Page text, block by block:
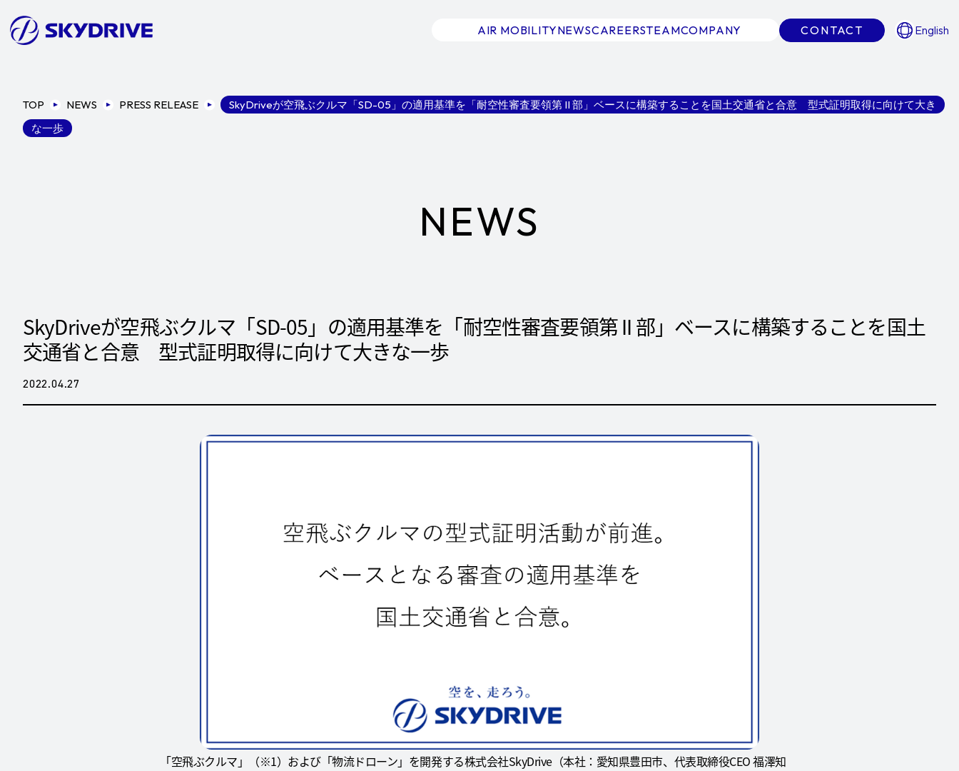
AIR MOBILITYNEWSCAREERSTEAMCOMPANY CONTACT English
TOP NEWS PRESS RELEASE
SkyDriveが空飛ぶクルマ「SD-05」の適用基準を「耐空性審査要領第 II 部」ベースに構築することを国土交通省と合意 型式証明取得に向けて大き
な一歩
NEWS
SkyDriveが空飛ぶクルマ「SD-05」の適用基準を「耐空性審査要領第 II 部」ベースに構築することを国土
交通省と合意 型式証明取得に向けて大きな一歩
2022.04.27
「空飛ぶクルマ」（※1）および「物流ドローン」を開発する株式会社SkyDrive（本社：愛知県豊田市、代表取締役CEO 福澤知